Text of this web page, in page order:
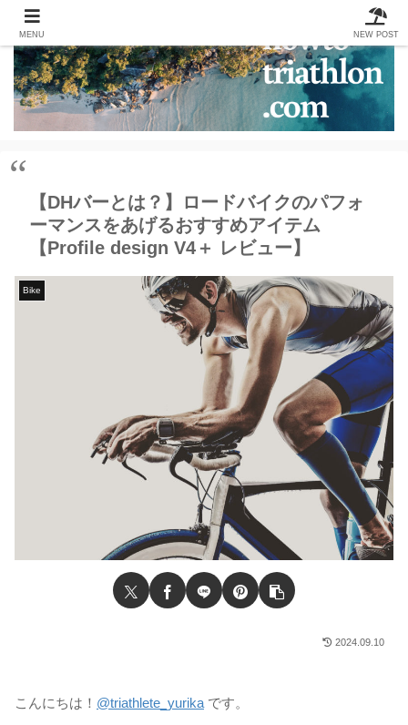
【DHバーとは？】ロードバイクのパフォ
ーマンスをあげるおすすめアイテム
【Profile design V4＋ レビュー】
Bike
2024.09.10
こんにちは！ @triathlete_yurika です。
MENU NEW POST